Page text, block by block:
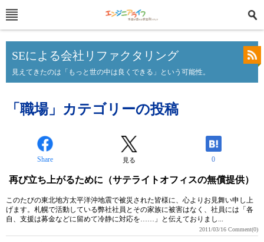
SEによる会社リファクタリング
見えてきたのは「もっと世の中は良くできる」という可能性。
「職場」カテゴリーの投稿
Share 見る 0
再び立ち上がるために（サテライトオフィスの無償提供）
このたびの東北地方太平洋沖地震で被災された皆様に、心よりお見舞い申し上
げます。札幌で活動している弊社社員とその家族に被害はなく、社員には「各
自、支援は募金などに留めて冷静に対応を……」と伝えておりまし...
2011/03/16 Comment(0)